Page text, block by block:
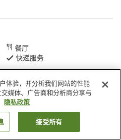
餐厅
快递服务
四万十太阳河酒店
客房
体验，并分析我们网站的性能
媒体、广告商和分析商分享与
隐私政策
接受所有